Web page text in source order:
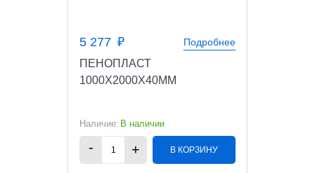
5 277 Подробнее
ПЕНОПЛАСТ
1000X2000X40ММ
В наличии
В КОРЗИНУ